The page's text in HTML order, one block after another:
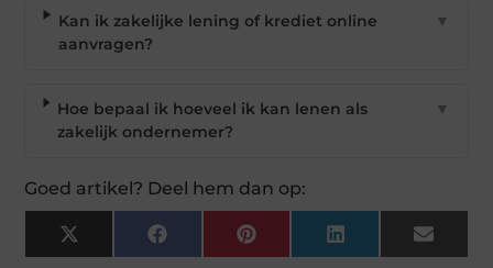
Kan ik zakelijke lening of krediet online
aanvragen?
▼
Hoe bepaal ik hoeveel ik kan lenen als
zakelijk ondernemer?
▼
Goed artikel? Deel hem dan op:
X
(Twitter)
Facebook Pinterest LinkedIn Email